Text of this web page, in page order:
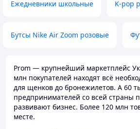
Ежедневники школьные K-pop
Бутсы Nike Air Zoom розовые
Prom — крупнейший маркетплейс
млн покупателей находят всё
для щенков до бронежилетов. А 60
предпринимателей со всей страны
развивают бизнес. Более 120 млн
месте.